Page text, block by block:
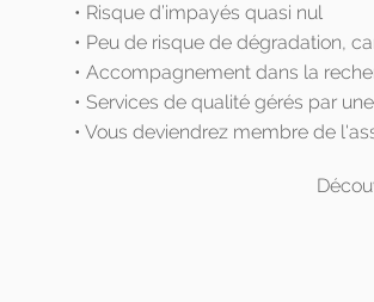
• Risque d’impayés quasi nul
• Peu de risque de dégradation,
• Accompagnement dans la
• Services de qualité gérés par
• Vous deviendrez membre de